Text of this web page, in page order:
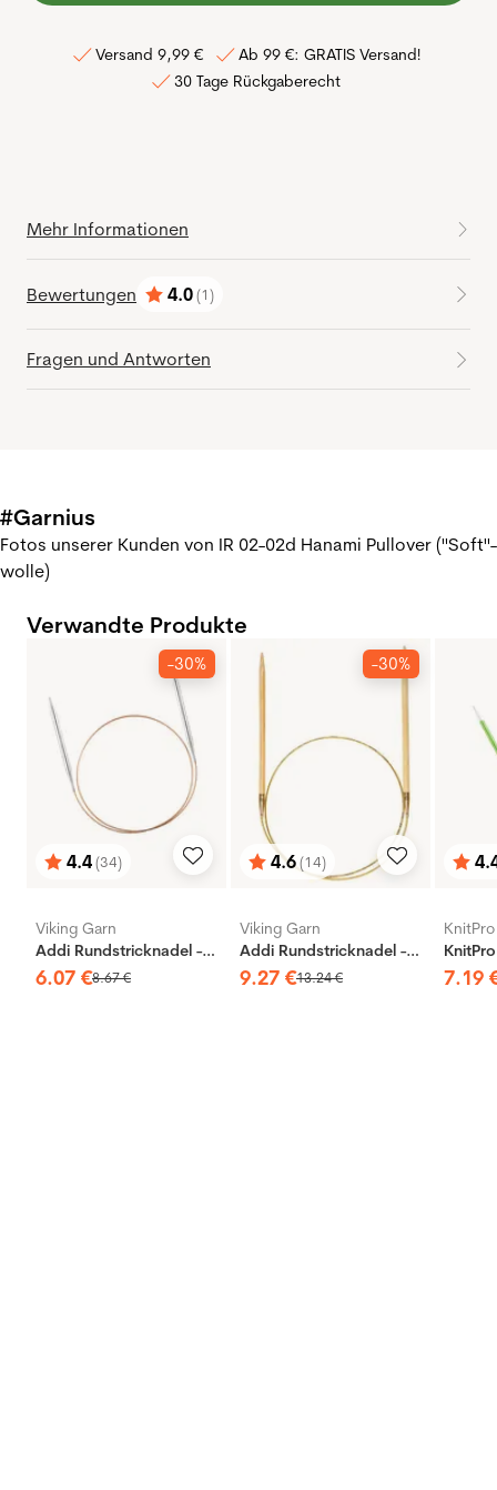
Versand 9,99 €
Ab 99 €: GRATIS Versand!
30 Tage Rückgaberecht
Mehr Informationen
Bewertungen
Bewertung:
4.0(1)
von 5 Sternen
Fragen und Antworten
#Garnius
Fotos unserer Kunden von IR 02-02d Hanami Pullover ("Soft"-
wolle)
Verwandte Produkte
-30%
Bewertung:
4.4(34)
von 5 Sternen
Viking Garn
Addi Rundstricknadel - Messing
6.07 €8.67€
-30%
Bewertung:
4.6(14)
von 5 Sternen
Viking Garn
Addi Rundstricknadel - Bambus
9.27 €13.24€
von
KnitPro
7.19